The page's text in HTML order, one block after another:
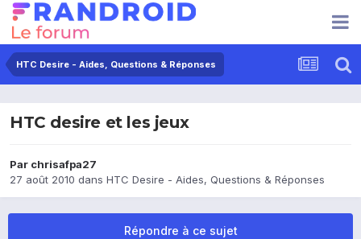
HTC Desire - Aides, Questions & Réponses
HTC desire et les jeux
Par chrisafpa27
27 août 2010 dans HTC Desire - Aides, Questions & Réponses
Répondre à ce sujet